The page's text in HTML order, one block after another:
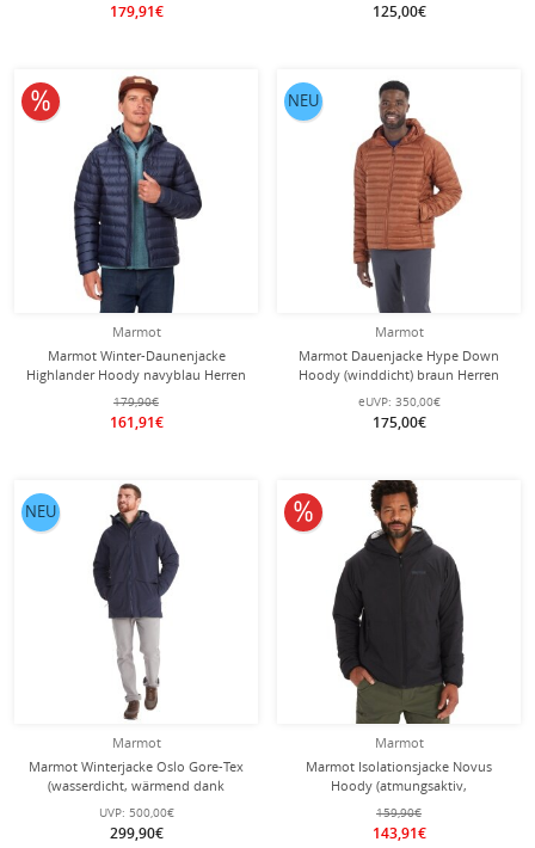
179,91€ 125,00€
Marmot
Marmot Winter-Daunenjacke
Highlander Hoody navyblau Herren
179,90€
161,91€
10% reduziert
Marmot
Marmot Dauenjacke Hype Down
Hoody (winddicht) braun Herren
eUVP: 350,00€
175,00€
NEU
Marmot
Marmot Winterjacke Oslo Gore-Tex
(wasserdicht, wärmend dank
Daunenfüllung) navyblau Herren
UVP: 500,00€
299,90€
NEU
Marmot
Marmot Isolationsjacke Novus
Hoody (atmungsaktiv,
wasserabweisend, PFC-frei) schwarz
Herren
159,90€
143,91€
10% reduziert